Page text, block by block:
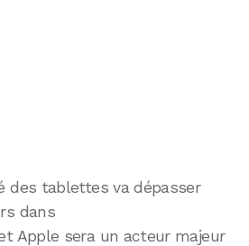
des tablettes va dépasser
dans
Apple sera un acteur majeur